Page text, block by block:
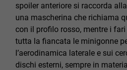
spoiler anteriore si raccorda
una mascherina che richiama
con il profilo rosso, mentre i
tutta la fiancata le minigonne
l’aerodinamica laterale e sui
dischi esterni, sempre in